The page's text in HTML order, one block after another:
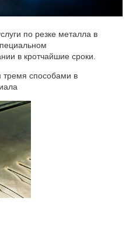
по резке металла в
в кротчайшие сроки.
тремя способами в